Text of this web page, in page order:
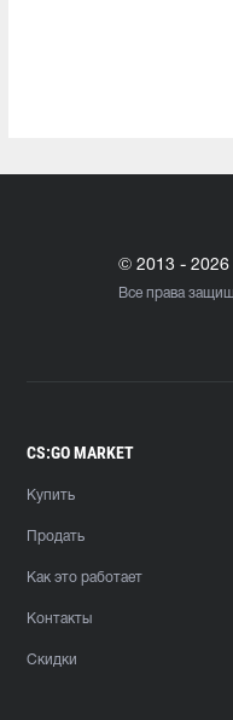
© 2013 - 2026
Все права
CS:GO MARKET
Купить
Продать
Как это работает
Контакты
Скидки